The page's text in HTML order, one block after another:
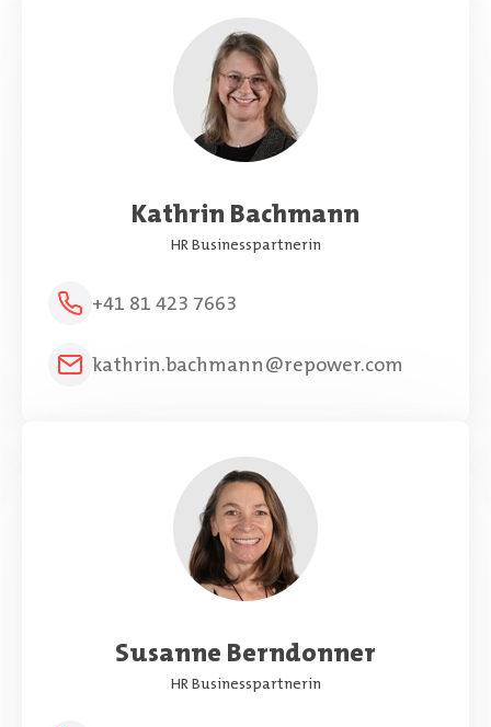
Kathrin Bachmann
HR Businesspartnerin
+41 81 423 7663
kathrin.bachmann@repower.com
Susanne Berndonner
HR Businesspartnerin